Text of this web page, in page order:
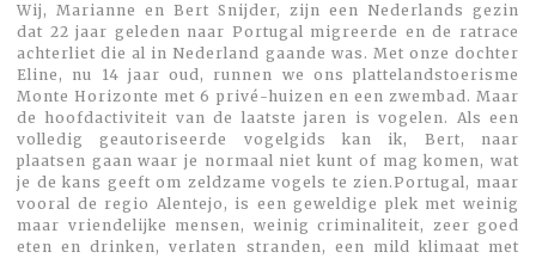
Wij, Marianne en Bert Snijder, zijn een Nederlands gezin
dat 22 jaar geleden naar Portugal migreerde en de ratrace
achterliet die al in Nederland gaande was. Met onze dochter
Eline, nu 14 jaar oud, runnen we ons plattelandstoerisme
Monte Horizonte met 6 privé-huizen en een zwembad. Maar
de hoofdactiviteit van de laatste jaren is vogelen. Als een
volledig geautoriseerde vogelgids kan ik, Bert, naar
plaatsen gaan waar je normaal niet kunt of mag komen, wat
je de kans geeft om zeldzame vogels te zien.Portugal, maar
vooral de regio Alentejo, is een geweldige plek met weinig
maar vriendelijke mensen, weinig criminaliteit, zeer goed
eten en drinken, verlaten stranden, een mild klimaat met